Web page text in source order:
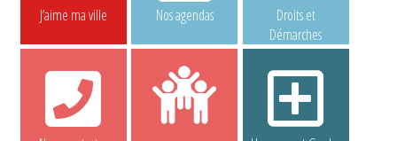
J’aime ma ville Nos agendas
Droits et
Démarches